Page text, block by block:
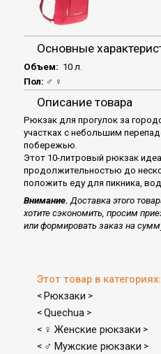
Основные
Объем: 10 л.
Пол: ♂ ♀
Описание товара
Рюкзак для прогулок за
участках с небольшим
побережью.
Этот 10-литровый рюкзак
продолжительностью до
положить еду для пикника,
Внимание. Доставка этого
хотите сэкономить, просим
или формировать заказ на
Этот товар в категориях:
< Рюкзаки >
< Quechua >
< ♀ Женские рюкзаки >
< ♂ Мужские рюкзаки >